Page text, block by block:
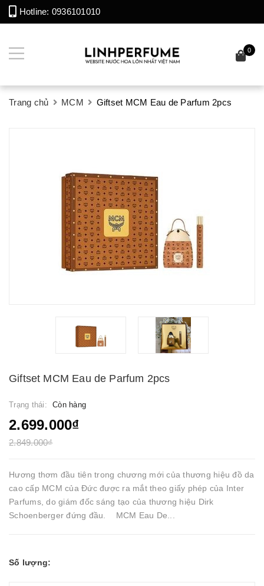
Hotline: 0936101010
0
Trang chủ MCM Giftset MCM Eau de Parfum 2pcs
Giftset MCM Eau de Parfum 2pcs
Trạng thái: Còn hàng
2.699.000₫
2.849.000₫
Hương thơm đầu tiên trong chương mới của thương hiệu đồ da
cao cấp MCM của Đức được ra mắt theo giấy phép của Inter
Parfums, do giám đốc sáng tạo của thương hiệu Dirk
Schoenberger đứng đầu. MCM Eau De...
Số lượng: